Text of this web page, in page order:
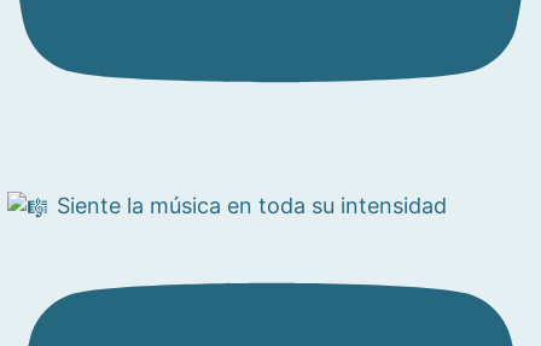
Siente la música en toda su intensidad